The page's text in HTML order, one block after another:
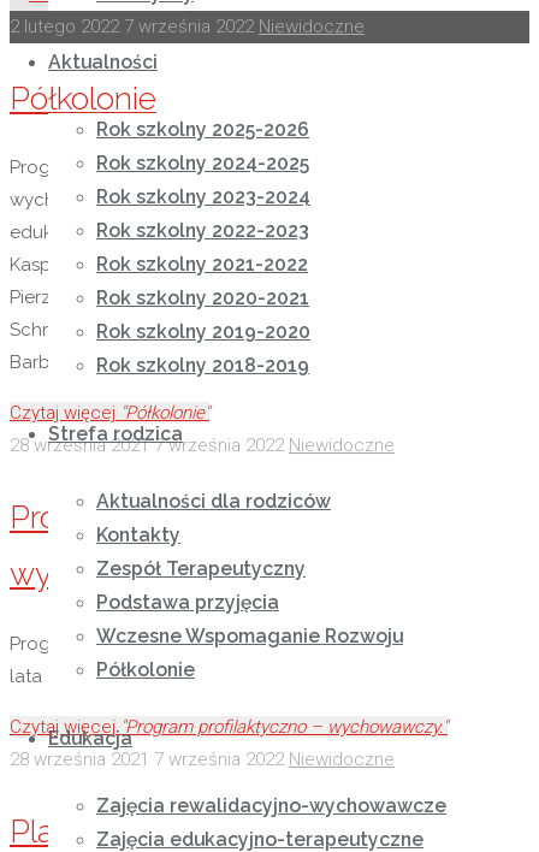
Aktualności
Rok szkolny 2025-2026
Rok szkolny 2024-2025
Rok szkolny 2023-2024
Rok szkolny 2022-2023
Rok szkolny 2021-2022
Rok szkolny 2020-2021
Rok szkolny 2019-2020
Rok szkolny 2018-2019
Strefa rodzica
Aktualności dla rodziców
Kontakty
Zespół Terapeutyczny
Podstawa przyjęcia
Wczesne Wspomaganie Rozwoju
Półkolonie
Edukacja
Zajęcia rewalidacyjno-wychowawcze
Zajęcia edukacyjno-terapeutyczne
2 lutego 2022 7 września 2022 Niewidoczne
Półkolonie
Program półkolonii zimowej I grupa edukacyjno –
wychowawcza mgr Małgorzata Kamińska II grupa
edukacyjno – wychowawcza mgr Natalia Nycz, mgr Aneta
Kasprzyk III grupa edukacyjno – wychowawcza mgr Ewa
Pierzga I grupa rewalidacyjno – wychowawcza mgr Joanna
Schmidt II grupa rewalidacyjno – wychowawcza mgr
Barbara Kolasa III grupa rewalidacyjno – …
Czytaj więcej "Półkolonie"
28 września 20217 września 2022 Niewidoczne
Program profilaktyczno –
wychowawczy.
Program profilaktyczno – wychowawczy opracowany na
lata 2021/22
Czytaj więcej "Program profilaktyczno – wychowawczy."
28 września 2021 7 września 2022 Niewidoczne
Plan współpracy z rodzicami